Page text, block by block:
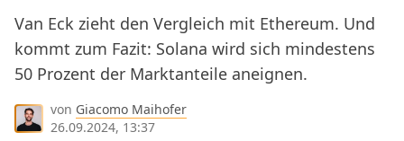
Van Eck zieht den Vergleich mit Ethereum. Und
kommt zum Fazit: Solana wird sich mindestens
50 Prozent der Marktanteile aneignen.
von Giacomo Maihofer
26.09.2024, 13:37